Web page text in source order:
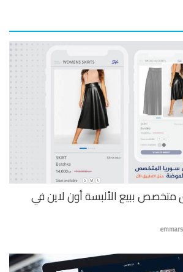
ببيع الألبسة أون لاين في